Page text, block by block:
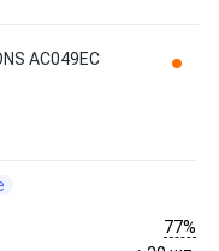
AC049EC
77%